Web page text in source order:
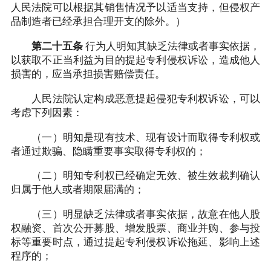
人民法院可以根据其销售情况予以适当支持，但侵权产
品制造者已经承担合理开支的除外。）
第二十五条行为人明知其缺乏法律或者事实依据，
以获取不正当利益为目的提起专利侵权诉讼，造成他人
损害的，应当承担损害赔偿责任。
人民法院认定构成恶意提起侵犯专利权诉讼，可以
考虑下列因素：
（一）明知是现有技术、现有设计而取得专利权或
者通过欺骗、隐瞒重要事实取得专利权的；
（二）明知专利权已经确定无效、被生效裁判确认
归属于他人或者期限届满的；
（三）明显缺乏法律或者事实依据，故意在他人股
权融资、首次公开募股、增发股票、商业并购、参与投
标等重要时点，通过提起专利侵权诉讼拖延、影响上述
程序的；